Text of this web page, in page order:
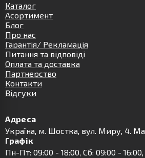
Каталог
Асортимент
Блог
Про нас
Гарантія/ Рекламація
Питання та відповіді
Оплата та доставка
Партнерство
Контакти
Відгуки
Адреса
Українa, м. Шостка, вул. Миру, 4.
Графік
Пн-Пт: 09:00 - 18:00, Сб: 09:00 -